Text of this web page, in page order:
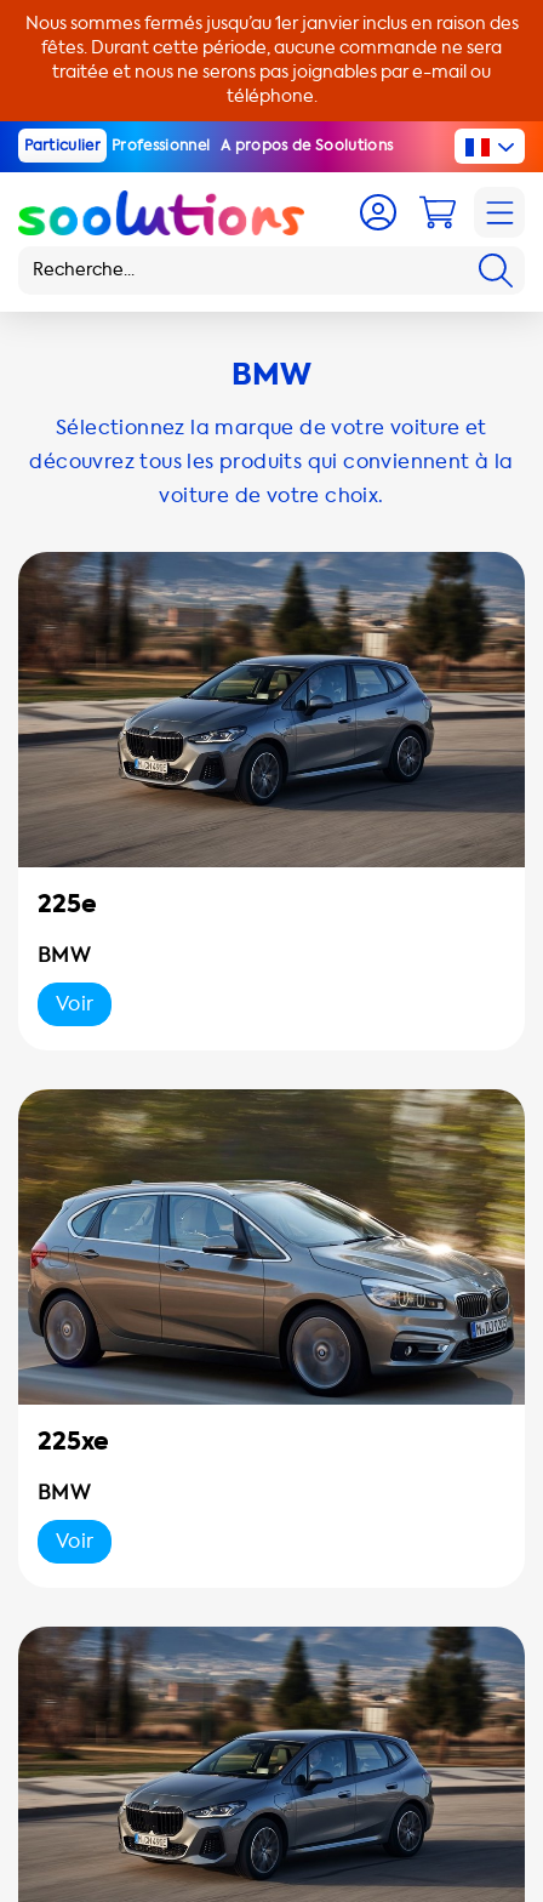
Nous sommes fermés jusqu’au 1er janvier inclus en raison des
fêtes. Durant cette période, aucune commande ne sera
traitée et nous ne serons pas joignables par e-mail ou
téléphone.
Particulier Professionnel A propos de Soolutions
BMW
Sélectionnez la marque de votre voiture et
découvrez tous les produits qui conviennent à la
voiture de votre choix.
225e
BMW
Voir
225xe
BMW
Voir